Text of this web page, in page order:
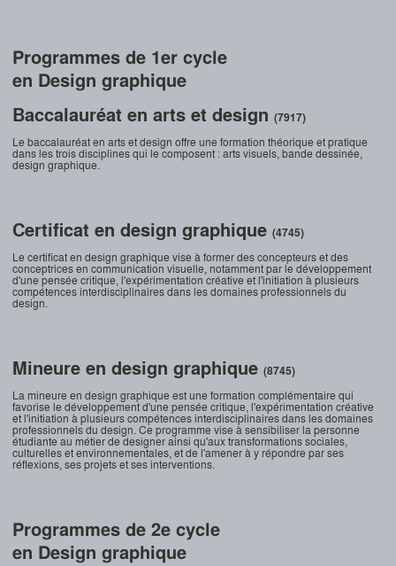
Programmes de 1er cycle
en Design graphique
Baccalauréat en arts et design(7917)
Le baccalauréat en arts et design offre une formation théorique et pratique
dans les trois disciplines qui le composent : arts visuels, bande dessinée,
design graphique.
Certificat en design graphique(4745)
Le certificat en design graphique vise à former des concepteurs et des
conceptrices en communication visuelle, notamment par le développement
d'une pensée critique, l'expérimentation créative et l'initiation à plusieurs
compétences interdisciplinaires dans les domaines professionnels du
design.
Mineure en design graphique(8745)
La mineure en design graphique est une formation complémentaire qui
favorise le développement d'une pensée critique, l'expérimentation créative
et l'initiation à plusieurs compétences interdisciplinaires dans les domaines
professionnels du design. Ce programme vise à sensibiliser la personne
étudiante au métier de designer ainsi qu'aux transformations sociales,
culturelles et environnementales, et de l'amener à y répondre par ses
réflexions, ses projets et ses interventions.
Programmes de 2e cycle
en Design graphique